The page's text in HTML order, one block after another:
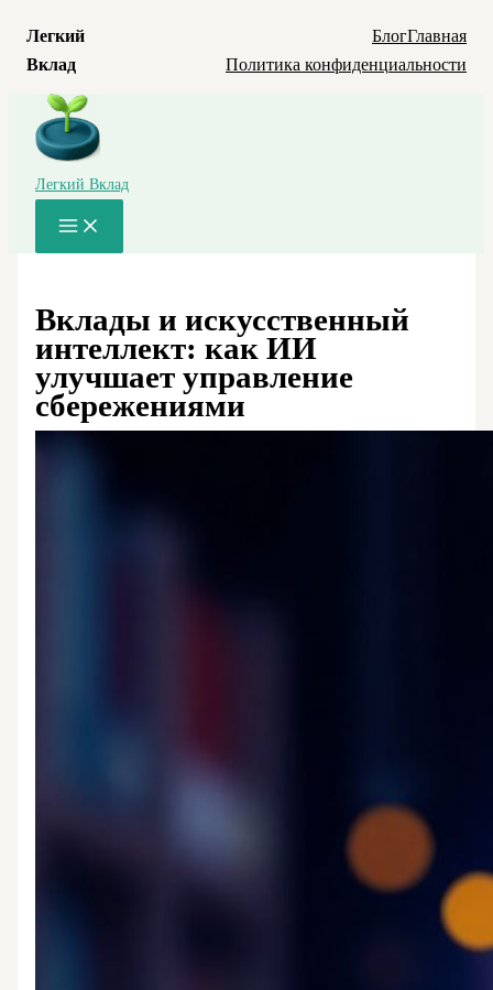
Легкий
Вклад
БлогГлавная
Политика конфиденциальности
Перейти
содержимому
Легкий Вклад
Main
Menu
Вклады и искусственный
интеллект: как ИИ
улучшает управление
сбережениями